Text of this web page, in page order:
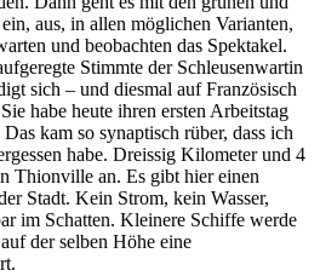
aus, in allen möglichen Varianten,
und beobachten das Spektakel.
Stimmte der Schleusenwartin
sich – und diesmal auf Französisch
habe heute ihren ersten Arbeitstag
kam so synaptisch rüber, dass ich
habe. Dreissig Kilometer und 4
Thionville an. Es gibt hier einen
Stadt. Kein Strom, kein Wasser,
im Schatten. Kleinere Schiffe werde
der selben Höhe eine